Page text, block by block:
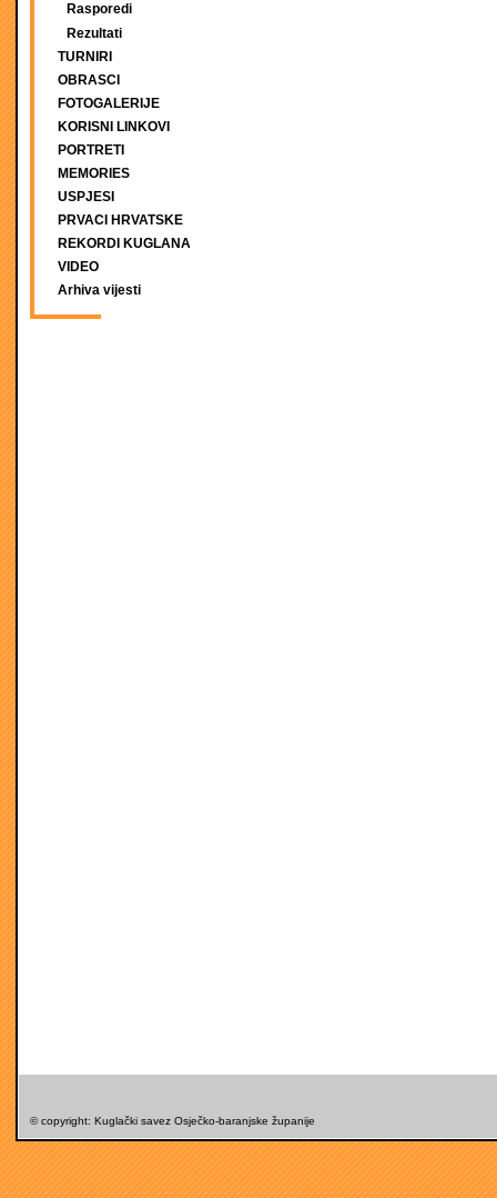
Rasporedi
Rezultati
TURNIRI
OBRASCI
FOTOGALERIJE
KORISNI LINKOVI
PORTRETI
MEMORIES
USPJESI
PRVACI HRVATSKE
REKORDI KUGLANA
VIDEO
Arhiva vijesti
© copyright: Kuglački savez Osječko-baranjske županije